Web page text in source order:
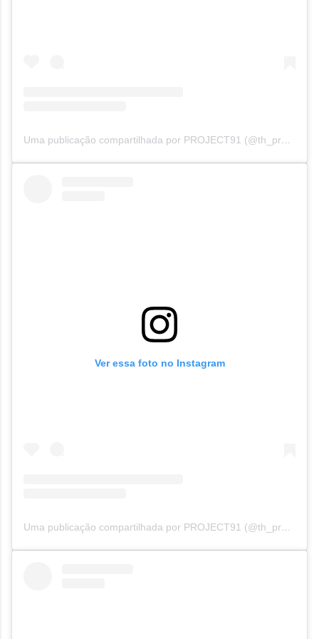
Uma publicação compartilhada por PROJECT91 (@th_project91)
Ver essa foto no Instagram
Uma publicação compartilhada por PROJECT91 (@th_project91)